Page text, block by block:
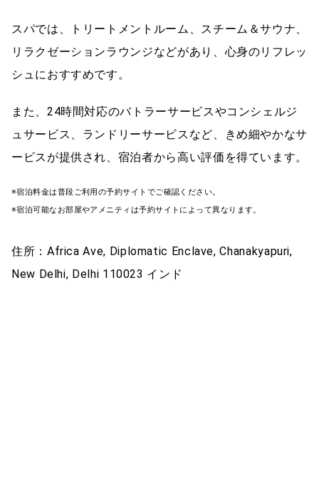
スパでは、トリートメントルーム、スチーム＆サウナ、
リラクゼーションラウンジなどがあり、心身のリフレッ
シュにおすすめです。
また、24時間対応のバトラーサービスやコンシェルジ
ュサービス、ランドリーサービスなど、きめ細やかなサ
ービスが提供され、宿泊者から高い評価を得ています。
※宿泊料金は普段ご利用の予約サイトでご確認ください。
※宿泊可能なお部屋やアメニティは予約サイトによって異なります。
住所：Africa Ave, Diplomatic Enclave, Chanakyapuri,
New Delhi, Delhi 110023 インド